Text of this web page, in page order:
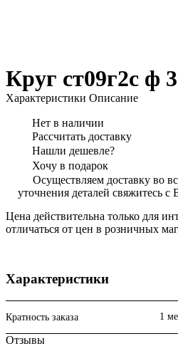
Круг ст09г2с ф
Характеристики Описание
Нет в наличии
Рассчитать доставку
Нашли дешевле?
Хочу в подарок
Осуществляем доставку во
уточнения деталей свяжитесь
Цена действительна только для
отличаться от цен в розничных
Характеристики
Кратность заказа 1
Отзывы